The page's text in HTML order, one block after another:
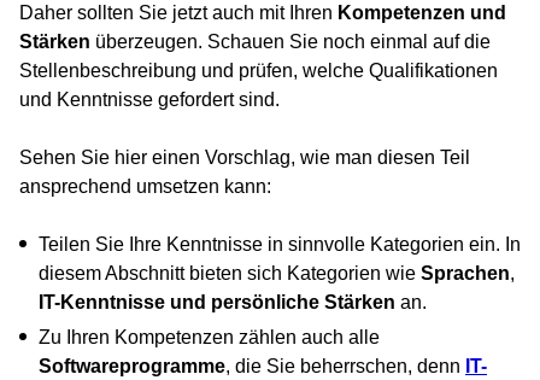
Daher sollten Sie jetzt auch mit Ihren Kompetenzen und
Stärken überzeugen. Schauen Sie noch einmal auf die
Stellenbeschreibung und prüfen, welche Qualifikationen
und Kenntnisse gefordert sind.
Sehen Sie hier einen Vorschlag, wie man diesen Teil
ansprechend umsetzen kann:
Teilen Sie Ihre Kenntnisse in sinnvolle Kategorien ein. In
diesem Abschnitt bieten sich Kategorien wie Sprachen,
IT-Kenntnisse und persönliche Stärken an.
Zu Ihren Kompetenzen zählen auch alle
Softwareprogramme, die Sie beherrschen, denn IT-